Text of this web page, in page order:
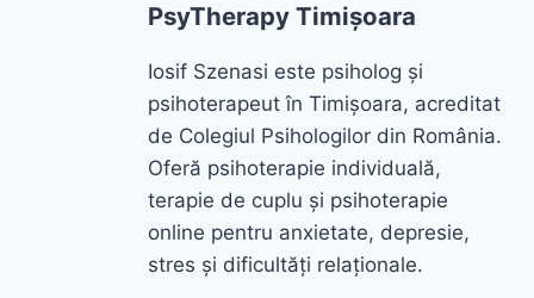
PsyTherapy Timișoara
Iosif Szenasi este psiholog și
psihoterapeut în Timișoara, acreditat
de Colegiul Psihologilor din România.
Oferă psihoterapie individuală,
terapie de cuplu și psihoterapie
online pentru anxietate, depresie,
stres și dificultăți relaționale.